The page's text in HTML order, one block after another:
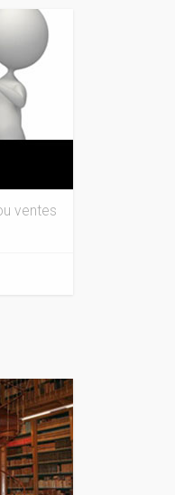
ventes